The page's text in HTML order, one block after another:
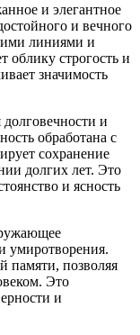
и элегантное
и вечного
линиями и
строгость и
значимость
и
обработана с
сохранение
долгих лет. Это
и ясность
умиротворения.
памяти, позволяя
Это
и